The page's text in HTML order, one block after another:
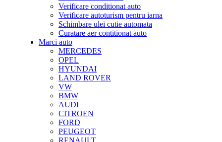
Verificare conditionat auto
Verificare autoturism pentru iarna
Schimbare ulei cutie automata
Curatare aer contitionat auto
Marci auto
MERCEDES
OPEL
HYUNDAI
LAND ROVER
VW
BMW
AUDI
CITROEN
FORD
PEUGEOT
RENAULT